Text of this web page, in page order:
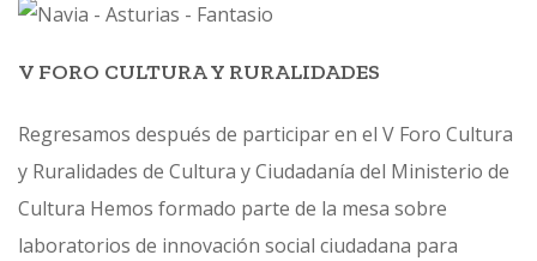
V FORO CULTURA Y RURALIDADES
Regresamos después de participar en el V Foro Cultura
y Ruralidades de Cultura y Ciudadanía del Ministerio de
Cultura Hemos formado parte de la mesa sobre
laboratorios de innovación social ciudadana para